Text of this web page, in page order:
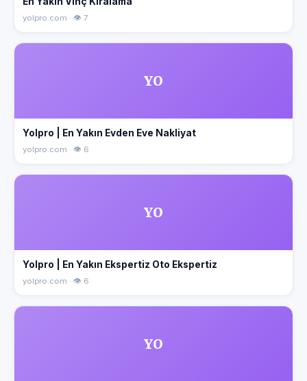
yolpro.com · 👁 7
YO
Yolpro | En Yakın Evden Eve Nakliyat
yolpro.com · 👁 6
YO
Yolpro | En Yakın Ekspertiz Oto Ekspertiz
yolpro.com · 👁 6
YO